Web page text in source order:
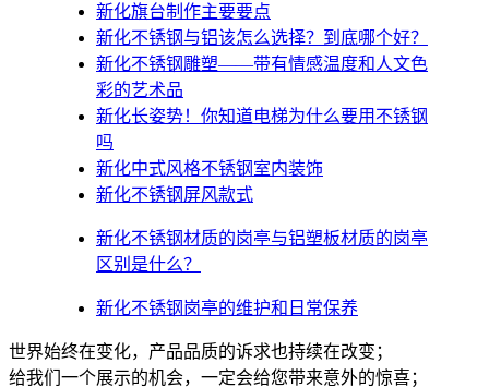
新化旗台制作主要要点
新化不锈钢与铝该怎么选择？到底哪个好？
新化不锈钢雕塑——带有情感温度和人文色
彩的艺术品
新化​长姿势！你知道电梯为什么要用不锈钢
吗
新化中式风格不锈钢室内装饰
新化不锈钢屏风款式
新化不锈钢材质的岗亭与铝塑板材质的岗亭
区别是什么？
新化不锈钢岗亭的维护和日常保养
世界始终在变化，产品品质的诉求也持续在改变；
给我们一个展示的机会，一定会给您带来意外的惊喜；